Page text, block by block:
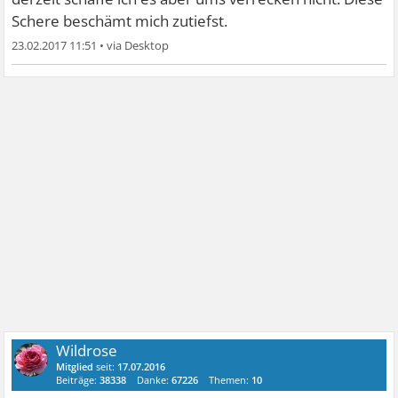
Schere beschämt mich zutiefst.
23.02.2017 11:51 •
Wildrose
Mitglied seit: 17.07.2016
Beiträge:38338 Danke:67226 Themen: 10